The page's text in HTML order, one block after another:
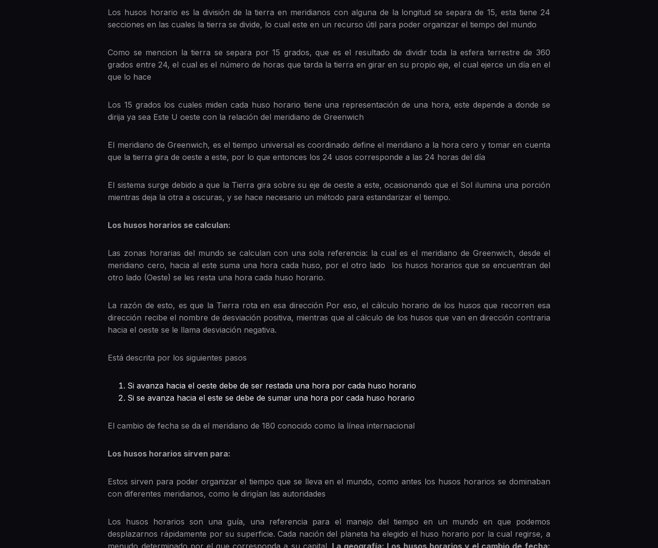
Los husos horario es la división de la tierra en meridianos con alguna de la longitud se separa de 15, esta tiene 24
secciones en las cuales la tierra se divide, lo cual este en un recurso útil para poder organizar el tiempo del mundo
Como se mencion la tierra se separa por 15 grados, que es el resultado de dividir toda la esfera terrestre de 360
grados entre 24, el cual es el número de horas que tarda la tierra en girar en su propio eje, el cual ejerce un día en el
que lo hace
Los 15 grados los cuales miden cada huso horario tiene una representación de una hora, este depende a donde se
dirija ya sea Este U oeste con la relación del meridiano de Greenwich
El meridiano de Greenwich, es el tiempo universal es coordinado define el meridiano a la hora cero y tomar en cuenta
que la tierra gira de oeste a este, por lo que entonces los 24 usos corresponde a las 24 horas del día
El sistema surge debido a que la Tierra gira sobre su eje de oeste a este, ocasionando que el Sol ilumina una porción
mientras deja la otra a oscuras, y se hace necesario un método para estandarizar el tiempo.
Los husos horarios se calculan:
Las zonas horarias del mundo se calculan con una sola referencia: la cual es el meridiano de Greenwich, desde el
meridiano cero, hacia al este suma una hora cada huso, por el otro lado los husos horarios que se encuentran del
otro lado (Oeste) se les resta una hora cada huso horario.
La razón de esto, es que la Tierra rota en esa dirección Por eso, el cálculo horario de los husos que recorren esa
dirección recibe el nombre de desviación positiva, mientras que al cálculo de los husos que van en dirección contraria
hacia el oeste se le llama desviación negativa.
Está descrita por los siguientes pasos
Si avanza hacia el oeste debe de ser restada una hora por cada huso horario
Si se avanza hacia el este se debe de sumar una hora por cada huso horario
El cambio de fecha se da el meridiano de 180 conocido como la línea internacional
Los husos horarios sirven para:
Estos sirven para poder organizar el tiempo que se lleva en el mundo, como antes los husos horarios se dominaban
con diferentes meridianos, como le dirigían las autoridades
Los husos horarios son una guía, una referencia para el manejo del tiempo en un mundo en que podemos
desplazarnos rápidamente por su superficie. Cada nación del planeta ha elegido el huso horario por la cual regirse, a
menudo determinado por el que corresponda a su capital. La geografía: Los husos horarios y el cambio de fecha: